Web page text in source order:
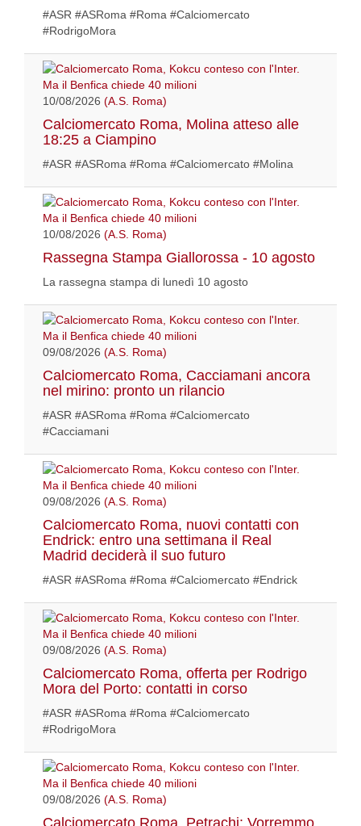
#ASR #ASRoma #Roma #Calciomercato
#RodrigoMora
10/08/2026 (A.S. Roma)
Calciomercato Roma, Molina atteso alle
18:25 a Ciampino
#ASR #ASRoma #Roma #Calciomercato #Molina
10/08/2026 (A.S. Roma)
Rassegna Stampa Giallorossa - 10 agosto
La rassegna stampa di lunedì 10 agosto
09/08/2026 (A.S. Roma)
Calciomercato Roma, Cacciamani ancora
nel mirino: pronto un rilancio
#ASR #ASRoma #Roma #Calciomercato
#Cacciamani
09/08/2026 (A.S. Roma)
Calciomercato Roma, nuovi contatti con
Endrick: entro una settimana il Real
Madrid deciderà il suo futuro
#ASR #ASRoma #Roma #Calciomercato #Endrick
09/08/2026 (A.S. Roma)
Calciomercato Roma, offerta per Rodrigo
Mora del Porto: contatti in corso
#ASR #ASRoma #Roma #Calciomercato
#RodrigoMora
09/08/2026 (A.S. Roma)